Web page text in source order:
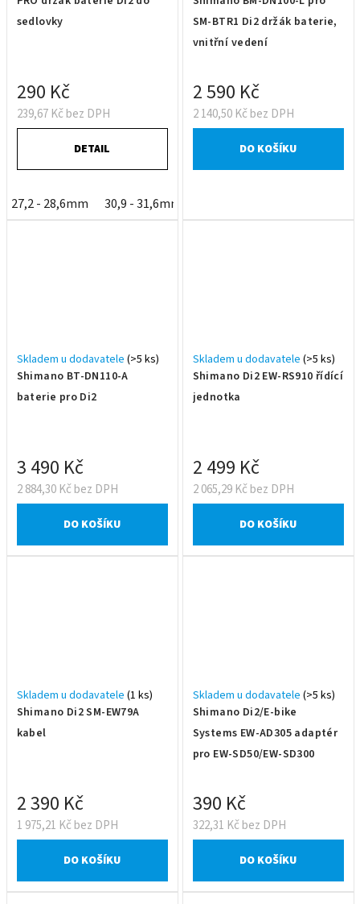
sedlovky
239,67 Kč bez DPH
290 Kč
DETAIL
27,2 - 28,6mm 30,9 - 31,6mm
SM-BTR1 Di2 držák baterie,
vnitřní vedení
2 140,50 Kč bez DPH
2 590 Kč
DO KOŠÍKU
Shimano BT-DN110-A
baterie pro Di2
Skladem u dodavatele (>5 ks)
2 884,30 Kč bez DPH
3 490 Kč
DO KOŠÍKU
Shimano Di2 EW-RS910 řídící
jednotka
Skladem u dodavatele (>5 ks)
2 065,29 Kč bez DPH
2 499 Kč
DO KOŠÍKU
Shimano Di2 SM-EW79A
kabel
Skladem u dodavatele (1 ks)
1 975,21 Kč bez DPH
2 390 Kč
DO KOŠÍKU
Shimano Di2/E-bike
Systems EW-AD305 adaptér
pro EW-SD50/EW-SD300
Skladem u dodavatele (>5 ks)
322,31 Kč bez DPH
390 Kč
DO KOŠÍKU